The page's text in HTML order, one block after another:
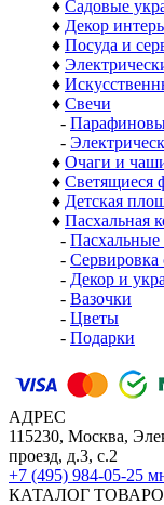
♦ Садовые
♦ Декор
♦ Посуда и
♦
♦
♦ Свечи
-
-
♦ Очаги и
♦ Светящиеся
♦ Детская
♦ Пасхальная
- Пасхальные
- Сервировка
- Декор и
- Вазочки
- Цветы
- Подарки
АДРЕС
115230, Москва,
проезд, д.3, с.2
+7 (495) 984-05-25
КАТАЛОГ